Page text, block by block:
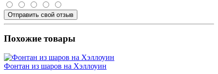
Отправить свой отзыв
Похожие товары
Фонтан из шаров на Хэллоуин